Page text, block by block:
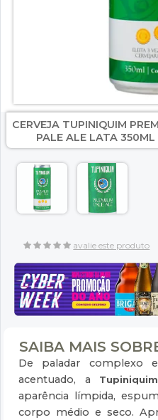
CERVEJA TUPINIQUIM
PALE ALE LATA 350ML
avalie este produto
SAIBA MAIS
De paladar complexo
acentuado, a
aparência límpida,
corpo médio e seco.